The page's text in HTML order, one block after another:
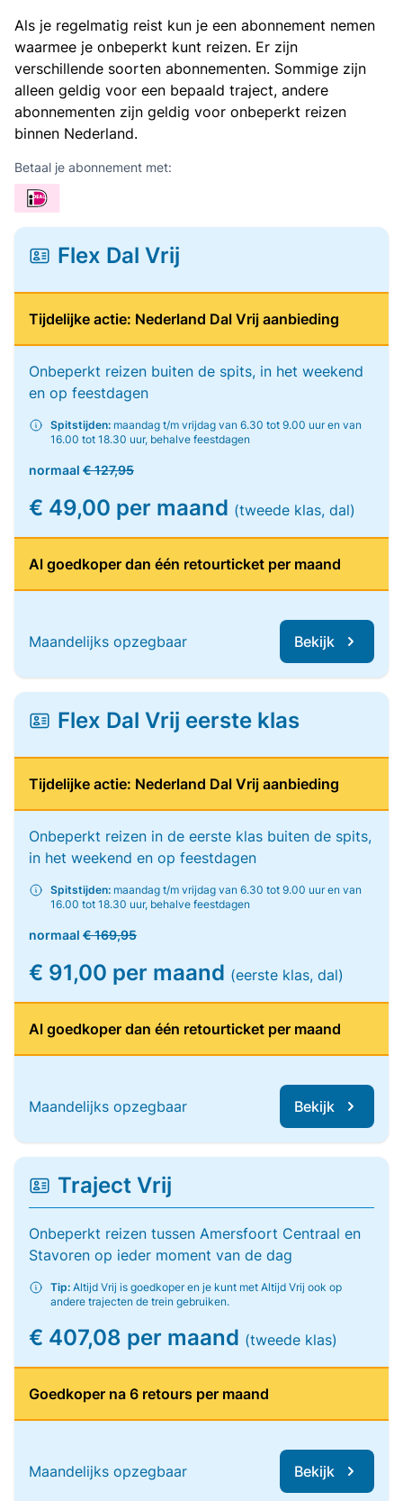
Als je regelmatig reist kun je een abonnement nemen
waarmee je onbeperkt kunt reizen. Er zijn
verschillende soorten abonnementen. Sommige zijn
alleen geldig voor een bepaald traject, andere
abonnementen zijn geldig voor onbeperkt reizen
binnen Nederland.
Betaal je abonnement met:
Flex Dal Vrij
Tijdelijke actie: Nederland Dal Vrij aanbieding
Onbeperkt reizen buiten de spits, in het weekend
en op feestdagen
Spitstijden: maandag t/m vrijdag van 6.30 tot 9.00 uur en van
16.00 tot 18.30 uur, behalve feestdagen
normaal € 127,95
€ 49,00 per maand (tweede klas, dal)
Al goedkoper dan één retourticket per maand
Maandelijks opzegbaar Bekijk
Flex Dal Vrij eerste klas
Tijdelijke actie: Nederland Dal Vrij aanbieding
Onbeperkt reizen in de eerste klas buiten de spits,
in het weekend en op feestdagen
Spitstijden: maandag t/m vrijdag van 6.30 tot 9.00 uur en van
16.00 tot 18.30 uur, behalve feestdagen
normaal € 169,95
€ 91,00 per maand (eerste klas, dal)
Al goedkoper dan één retourticket per maand
Maandelijks opzegbaar Bekijk
Traject Vrij
Onbeperkt reizen tussen Amersfoort Centraal en
Stavoren op ieder moment van de dag
Tip: Altijd Vrij is goedkoper en je kunt met Altijd Vrij ook op
andere trajecten de trein gebruiken.
€ 407,08 per maand (tweede klas)
Goedkoper na 6 retours per maand
Maandelijks opzegbaar Bekijk